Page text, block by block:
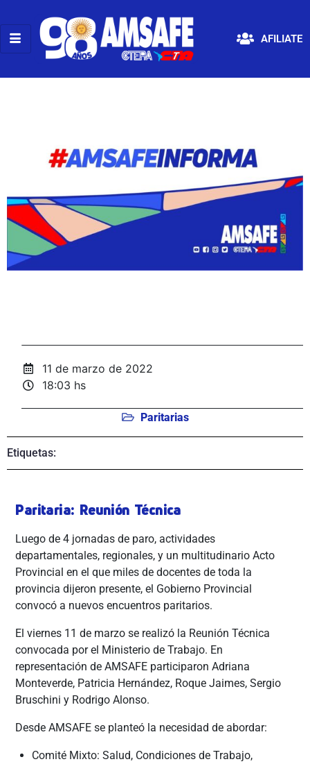
AFILIATE
11 de marzo de 2022
18:03 hs
Paritarias
Etiquetas:
Paritaria: Reunión Técnica
Luego de 4 jornadas de paro, actividades
departamentales, regionales, y un multitudinario Acto
Provincial en el que miles de docentes de toda la
provincia dijeron presente, el Gobierno Provincial
convocó a nuevos encuentros paritarios.
El viernes 11 de marzo se realizó la Reunión Técnica
convocada por el Ministerio de Trabajo. En
representación de AMSAFE participaron Adriana
Monteverde, Patricia Hernández, Roque Jaimes, Sergio
Bruschini y Rodrigo Alonso.
Desde AMSAFE se planteó la necesidad de abordar:
Comité Mixto: Salud, Condiciones de Trabajo,